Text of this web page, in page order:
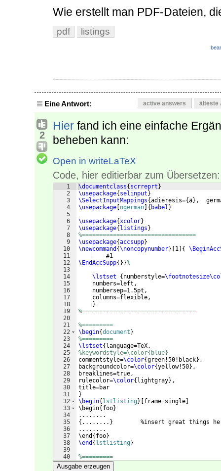
Wie erstellt man PDF-Dateien,
pdf listings
Eine Antwort: active answers älteste
2
Hier fand ich eine einfache
beheben kann:
Open in writeLaTeX
Code, hier editierbar zum Übersetzen:
1
2
3
4
5
6
7
8
9
10
11
12
13
14
15
16
17
18
19
20
21
22
23
24
25
26
27
28
29
30
31
32
33
34
35
36
37
38
39
40
41
\documentclass{ scrreprt }
\usepackage{ selinput }
\SelectInputMappings{adieresis={ä} ,
\usepackage ngerman { babel }
\usepackage{xcolor}
\usepackage{ listings }
%=================================
\usepackage{accsupp}
\newcommand {\noncopynumber} 1 {
    #1
\EndAccSupp{ }}%
\lstset
{ numberstyle=
    numbers=left,
    numbersep=1.5pt,
    columns=flexible,
}
%=================================
%=========
\begin{document }
%=========
\lstset{ language=TeX,
%keywordstyle=\color{blue}
commentstyle=\color{green!50!black} ,
backgroundcolor=\color{yellow!50} ,
breaklines=true,
rulecolor=\color{ lightgray} ,
title=bar
}
\begin{ lstlisting } [frame=single]
\begin{foo}
........
{........}        %insert great things
........
\end{foo}
\end { lstlisting }
%=========
\end{document
Ausgabe erzeugen